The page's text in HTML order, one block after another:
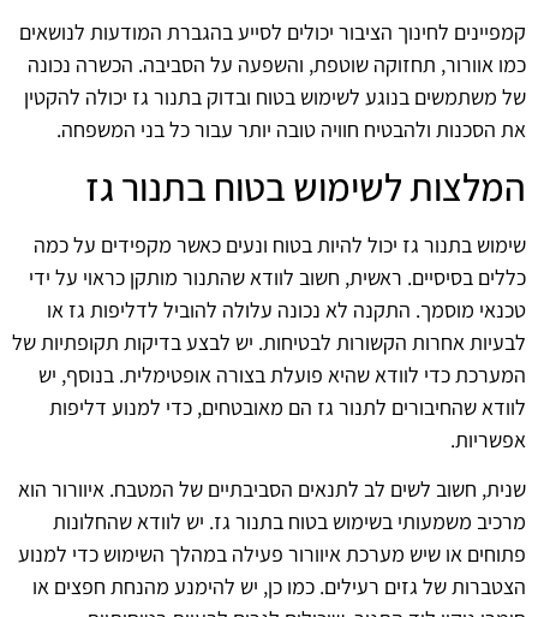
קמפיינים לחינוך הציבור יכולים לסייע בהגברת המודעות לנושאים
כמו אוורור, תחזוקה שוטפת, והשפעה על הסביבה. הכשרה נכונה
של משתמשים בנוגע לשימוש בטוח ובדוק בתנור גז יכולה להקטין
את הסכנות ולהבטיח חוויה טובה יותר עבור כל בני המשפחה.
המלצות לשימוש בטוח בתנור גז
שימוש בתנור גז יכול להיות בטוח ונעים כאשר מקפידים על כמה
כללים בסיסיים. ראשית, חשוב לוודא שהתנור מותקן כראוי על ידי
טכנאי מוסמך. התקנה לא נכונה עלולה להוביל לדליפות גז או
לבעיות אחרות הקשורות לבטיחות. יש לבצע בדיקות תקופתיות של
המערכת כדי לוודא שהיא פועלת בצורה אופטימלית. בנוסף, יש
לוודא שהחיבורים לתנור גז הם מאובטחים, כדי למנוע דליפות
אפשריות.
שנית, חשוב לשים לב לתנאים הסביבתיים של המטבח. איוורור הוא
מרכיב משמעותי בשימוש בטוח בתנור גז. יש לוודא שהחלונות
פתוחים או שיש מערכת איוורור פעילה במהלך השימוש כדי למנוע
הצטברות של גזים רעילים. כמו כן, יש להימנע מהנחת חפצים או